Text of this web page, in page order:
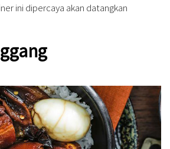
ini dipercaya akan datangkan